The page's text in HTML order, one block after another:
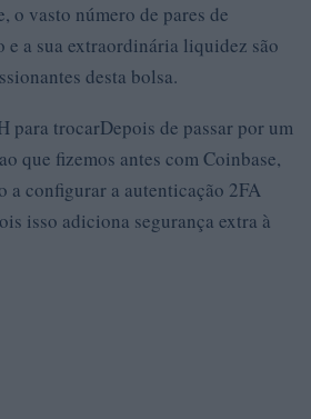
o vasto número de pares de
e a sua extraordinária liquidez são
desta bolsa.
para trocarDepois de passar por um
que fizemos antes com Coinbase,
a configurar a autenticação 2FA
isso adiciona segurança extra à